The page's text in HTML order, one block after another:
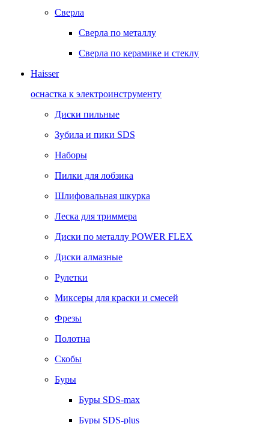
Сверла
Сверла по металлу
Сверла по керамике и стеклу
Haisser
оснастка к электроинструменту
Диски пильные
Зубила и пики SDS
Наборы
Пилки для лобзика
Шлифовальная шкурка
Леска для триммера
Диски по металлу POWER FLEX
Диски алмазные
Рулетки
Миксеры для краски и смесей
Фрезы
Полотна
Скобы
Буры
Буры SDS-max
Буры SDS-plus